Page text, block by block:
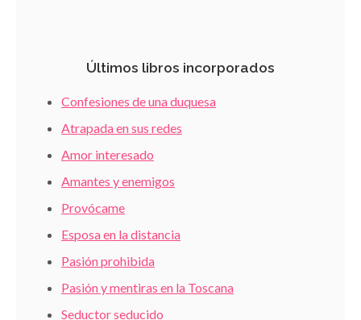
Últimos libros incorporados
Confesiones de una duquesa
Atrapada en sus redes
Amor interesado
Amantes y enemigos
Provócame
Esposa en la distancia
Pasión prohibida
Pasión y mentiras en la Toscana
Seductor seducido